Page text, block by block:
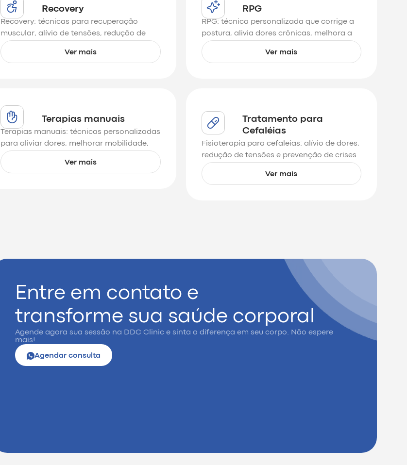
Recovery
Recovery: técnicas para recuperação
muscular, alívio de tensões, redução de
dores e prevenção de lesões para melhor
desempenho.
Ver mais
RPG
RPG: técnica personalizada que corrige a
postura, alivia dores crônicas, melhora a
flexibilidade e promove o equilíbrio
corporal.
Ver mais
Terapias manuais
Terapias manuais: técnicas personalizadas
para aliviar dores, melhorar mobilidade,
reduzir tensões e promover equilíbrio e
bem-estar.
Ver mais
Tratamento para
Cefaléias
Fisioterapia para cefaleias: alívio de dores,
redução de tensões e prevenção de crises
com técnicas personalizadas e eficazes.
Ver mais
Entre em contato e
transforme sua saúde corporal
Agende agora sua sessão na DDC Clinic e sinta a diferença em seu corpo. Não espere
mais!
Agendar consulta